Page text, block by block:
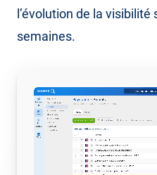
l’évolution de la
semaines.